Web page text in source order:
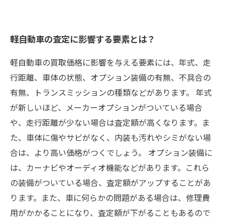
軽自動車の査定に影響する要素とは？
軽自動車の買取価格に影響を与える要素には、年式、走
行距離、車体の状態、オプション装備の有無、不具合の
有無、トランスミッションの種類などがあります。 年式
が新しいほど、メーカーオプションがついている場合
や、走行距離が少ない場合は査定額が高くなります。ま
た、車体に傷やサビがなく、内装も汚れやシミがない場
合は、より高い価格がつくでしょう。 オプション装備に
は、カーナビやオーディオ機能などがあります。これら
の装備がついている場合、査定額がアップすることがあ
ります。また、車に何らかの問題がある場合は、修理費
用がかかることになり、査定額が下がることもあるので